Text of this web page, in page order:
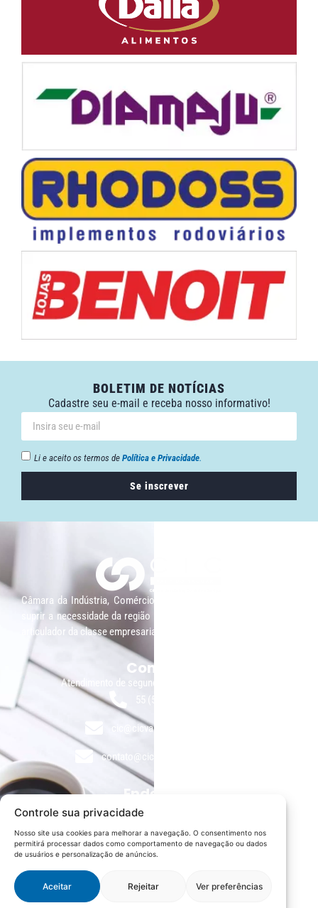
Controle sua privacidade
Nosso site usa cookies para melhorar a navegação. O consentimento nos
permitirá processar dados como comportamento de navegação ou dados
de usuários e personalização de anúncios.
Aceitar Rejeitar Ver preferências
BOLETIM DE NOTÍCIAS
Cadastre seu e-mail e receba nosso informativo!
Li e aceito os termos de Política e Privacidade.
Se inscrever
Câmara da Indústria, Comércio e Serviços surgiu em 2005, para
suprir a necessidade da região de ter um organismo que fosse o
articulador da classe empresarial.
Contato:
Atendimento de segunda à sexta, das 9h às 18h.
55 (51) 3011 6982
cic@cicvaledotaquari.com.br
contato@cicvaledotaquari.com.br
Endereço:
Rua Silva Jardim, 96 Lajeado, Rio Grande do Sul – Brasil
Redes Sociais: